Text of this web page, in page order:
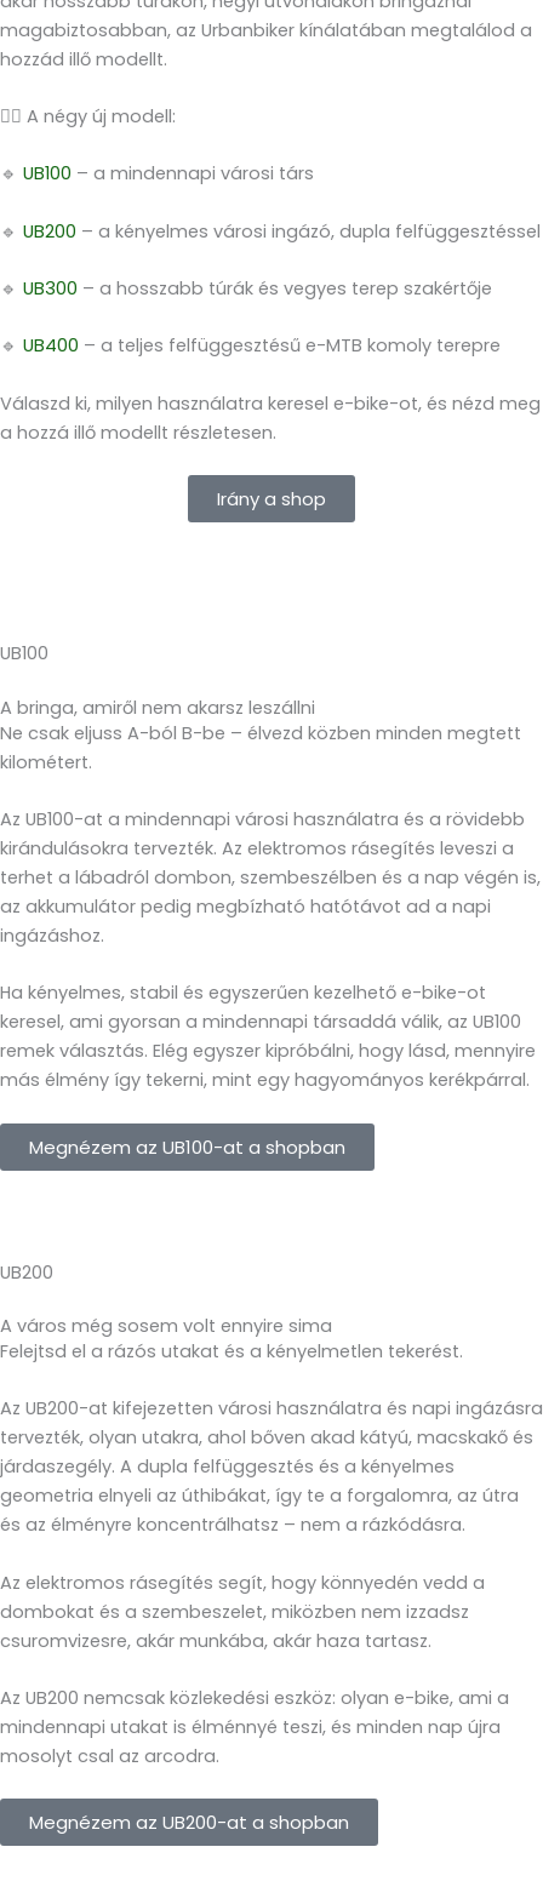
magabiztosabban, az Urbanbiker kínálatában megtalálod a
hozzád illő modellt.
🚴‍♂️ A négy új modell:
🔹 UB100 – a mindennapi városi társ
🔹 UB200 – a kényelmes városi ingázó, dupla felfüggesztéssel
🔹 UB300 – a hosszabb túrák és vegyes terep szakértője
🔹 UB400 – a teljes felfüggesztésű e-MTB komoly terepre
Válaszd ki, milyen használatra keresel e-bike-ot, és nézd meg
a hozzá illő modellt részletesen.
Irány a shop
UB100
A bringa, amiről nem akarsz leszállni
Ne csak eljuss A-ból B-be – élvezd közben minden megtett
kilométert.
Az UB100-at a mindennapi városi használatra és a rövidebb
kirándulásokra tervezték. Az elektromos rásegítés leveszi a
terhet a lábadról dombon, szembeszélben és a nap végén is,
az akkumulátor pedig megbízható hatótávot ad a napi
ingázáshoz.
Ha kényelmes, stabil és egyszerűen kezelhető e-bike-ot
keresel, ami gyorsan a mindennapi társaddá válik, az UB100
remek választás. Elég egyszer kipróbálni, hogy lásd, mennyire
más élmény így tekerni, mint egy hagyományos kerékpárral.
Megnézem az UB100-at a shopban
UB200
A város még sosem volt ennyire sima
Felejtsd el a rázós utakat és a kényelmetlen tekerést.
Az UB200-at kifejezetten városi használatra és napi ingázásra
tervezték, olyan utakra, ahol bőven akad kátyú, macskakő és
járdaszegély. A dupla felfüggesztés és a kényelmes
geometria elnyeli az úthibákat, így te a forgalomra, az útra
és az élményre koncentrálhatsz – nem a rázkódásra.
Az elektromos rásegítés segít, hogy könnyedén vedd a
dombokat és a szembeszelet, miközben nem izzadsz
csuromvizesre, akár munkába, akár haza tartasz.
Az UB200 nemcsak közlekedési eszköz: olyan e-bike, ami a
mindennapi utakat is élménnyé teszi, és minden nap újra
mosolyt csal az arcodra.
Megnézem az UB200-at a shopban